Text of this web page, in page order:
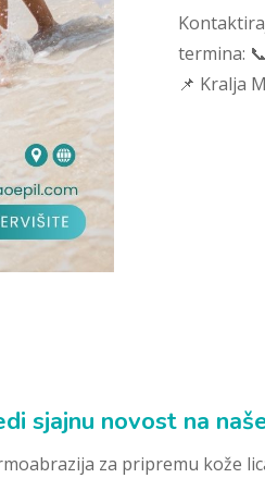
termina:
📌 Kralja
sjajnu novost na
za pripremu kože